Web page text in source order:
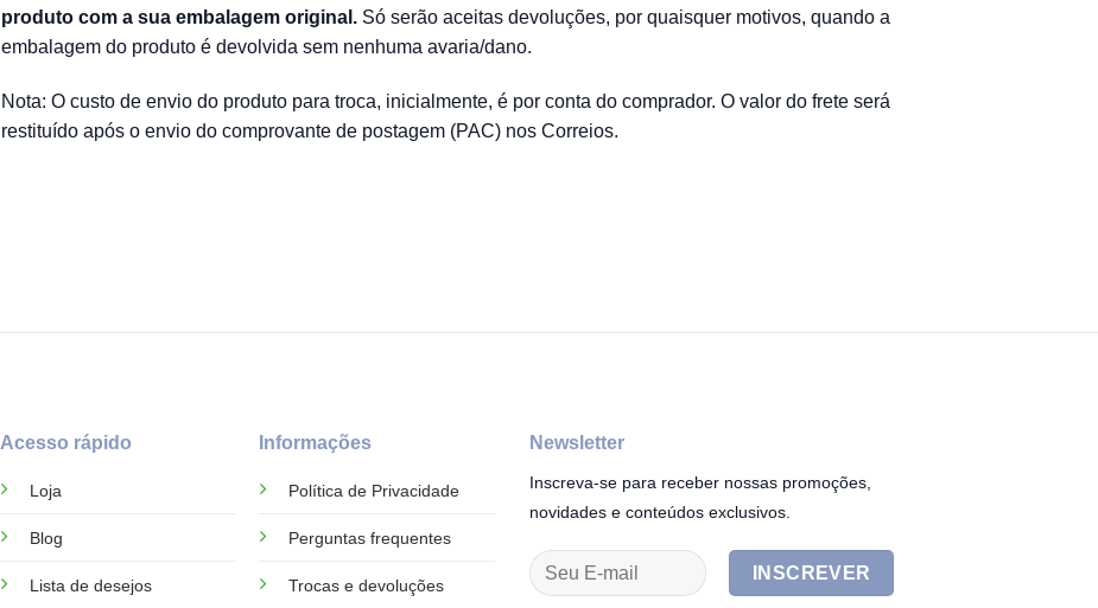
produto com a sua embalagem original.Só serão aceitas devoluções, por quaisquer motivos, quando a
embalagem do produto é devolvida sem nenhuma avaria/dano.
Nota: O custo de envio do produto para troca, inicialmente, é por conta do comprador. O valor do frete será
restituído após o envio do comprovante de postagem (PAC) nos Correios.
Acesso rápido
Loja
Blog
Lista de desejos
Informações
Política de Privacidade
Perguntas frequentes
Trocas e devoluções
Newsletter
Inscreva-se para receber nossas promoções,
novidades e conteúdos exclusivos.